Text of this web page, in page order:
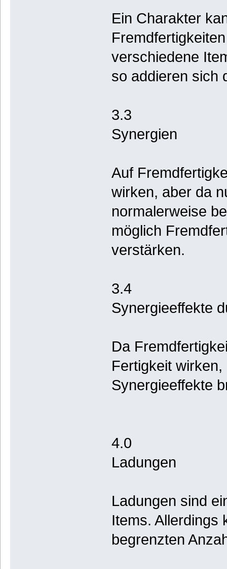
Ein Charakter
verschiedene
so addieren sich
3.3
Synergien
Auf
wirken, aber da
normalerweise
möglich
verstärken.
3.4
Synergieeffekte
Da
Fertigkeit
Synergieeffekte
4.0
Ladungen
Ladungen sind
Items. Allerdings
begrenzten